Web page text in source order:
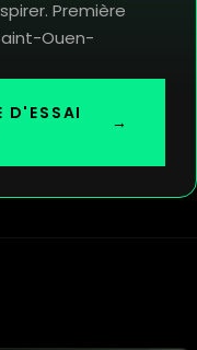
Première
Ouen-
D'ESSAI
→